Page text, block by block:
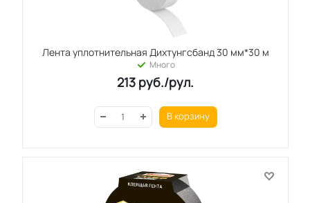
Лента уплотнительная Дихтунгсбанд 30 мм*30 м
Много
213 руб./рул.
В корзину